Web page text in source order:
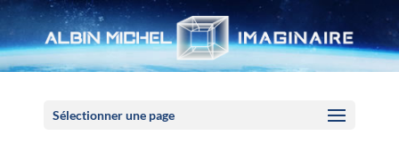
Sélectionner une page
Panneau de gestion des cookies